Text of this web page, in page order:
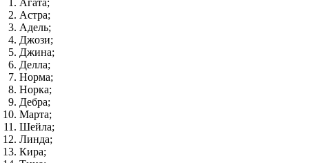
Агата;
Астра;
Адель;
Джози;
Джина;
Делла;
Норма;
Норка;
Дебра;
Марта;
Шейла;
Линда;
Кира;